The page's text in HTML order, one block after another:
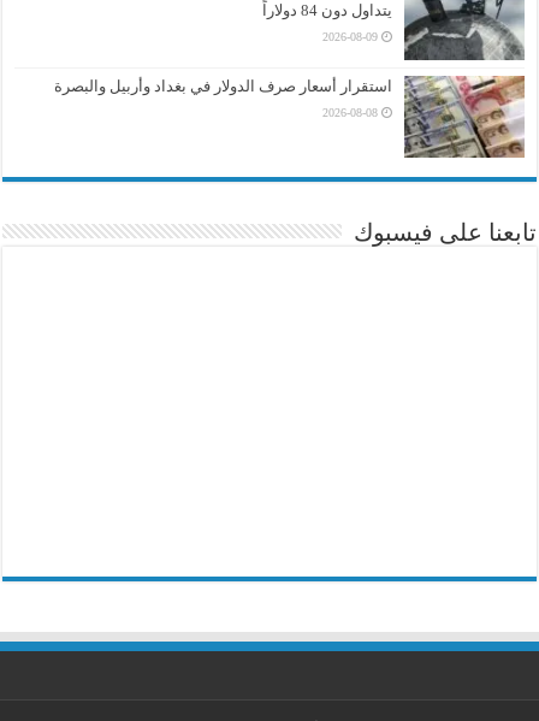
يتداول دون 84 دولاراً
2026-08-09
استقرار أسعار صرف الدولار في بغداد وأربيل والبصرة
2026-08-08
تابعنا على فيسبوك